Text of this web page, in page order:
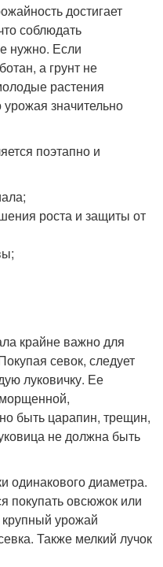
достигает
соблюдать
нужно. Если
а грунт не
растения
значительно
поэтапно и
роста и защиты от
крайне важно для
севок, следует
луковичку. Ее
быть царапин, трещин,
не должна быть
одинакового диаметра.
покупать овсюжок или
урожай
Также мелкий лучок